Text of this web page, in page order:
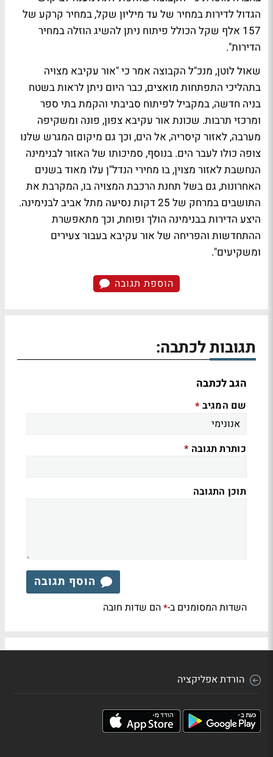
הגדול לדירות במחיר של עד מיליון שקל, במחיר קרקע של
157 אלף שקל הכולל פיתוח ניתן להשיג הוזלה במחיר
הדירות".
שאול לוטן, מנכ"ל הקבוצה אמר כי "אור עקיבא מצויה
בתהליכי התפתחות מואצים, כבר היום ניתן לראות בשטח
בניה חדשה, במקביל לפיתוח סביבתי והקמת בתי ספר
ומרכזי תרבות. שכונת אור עקיבא צפון, פונה ומשקיפה
מערבה, לאזור קיסריה, אל הים, וכך גם מיקום המגרש שלנו
צופה כולו לעבר הים. בנוסף, סמיכותו של האזור לבנימינה
הנחשבת לאזור מצוין, בו מחירי הנדל"ן עלו מאוד בשנים
האחרונות, גם בשל תחנת הרכבת המצויה בו, המקרבת את
התושבים במרחק של 25 דקות נסיעה מתל אביב לבנימינה.
היצע הדירות בבנימינה הולך ופוחת, וכך מתאפשרת
ההתחדשות והפריחה של אור עקיבא בעבור צעירים
ומשקיעים".
הוספת תגובה
תגובות לכתבה:
הגב לכתבה
שם המגיב *
כותרת תגובה *
תוכן התגובה
הוסף תגובה
השדות המסומנים ב-*הם שדות חובה
הורדת אפליקציה